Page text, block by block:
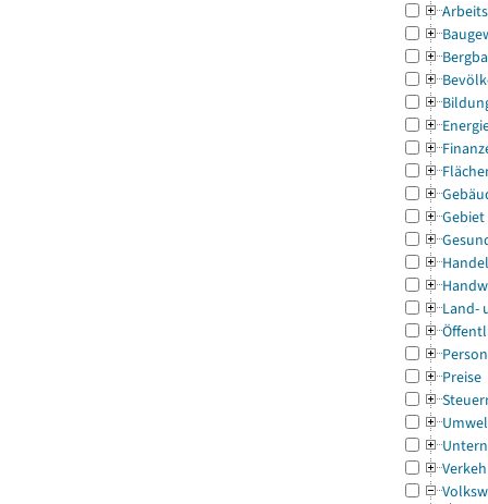
Gebiet
Land-
Preise